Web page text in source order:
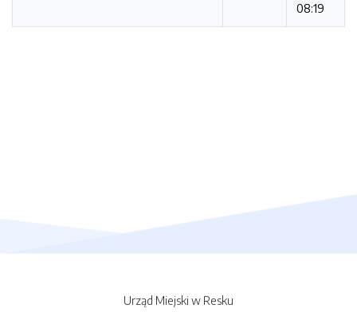
08:19
Urząd Miejski w Resku